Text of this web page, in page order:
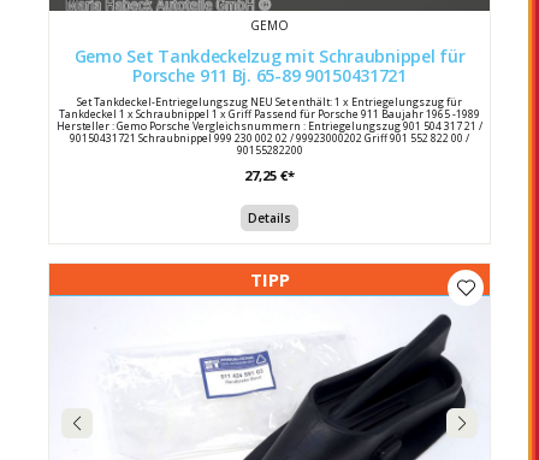
GEMO
Gemo Set Tankdeckelzug mit Schraubnippel für
Porsche 911 Bj. 65-89 90150431721
Set Tankdeckel-Entriegelungszug NEU Set enthält: 1 x Entriegelungszug für
Tankdeckel 1 x Schraubnippel 1 x Griff Passend für Porsche 911 Baujahr 1965 -1989
Hersteller : Gemo Porsche Vergleichsnummern : Entriegelungszug 901 504 317 21 /
90150431721 Schraubnippel 999 230 002 02 / 99923000202 Griff 901 552 822 00 /
90155282200
27,25 €*
Details
TIPP